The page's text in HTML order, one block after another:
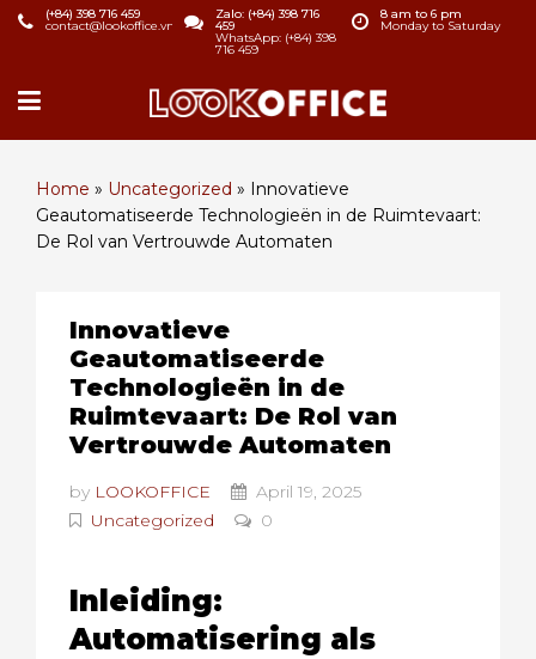
8 am to 6 pm
Monday to Saturday
Zalo: (+84) 398 716
459
WhatsApp: (+84) 398
716 459
(+84) 398 716 459
contact@lookoffice.vn
Home » Uncategorized » Innovatieve
Geautomatiseerde Technologieën in de Ruimtevaart:
De Rol van Vertrouwde Automaten
Innovatieve
Geautomatiseerde
Technologieën in de
Ruimtevaart: De Rol van
Vertrouwde Automaten
by LOOKOFFICE
April 19, 2025
Uncategorized
0
Inleiding:
Automatisering als